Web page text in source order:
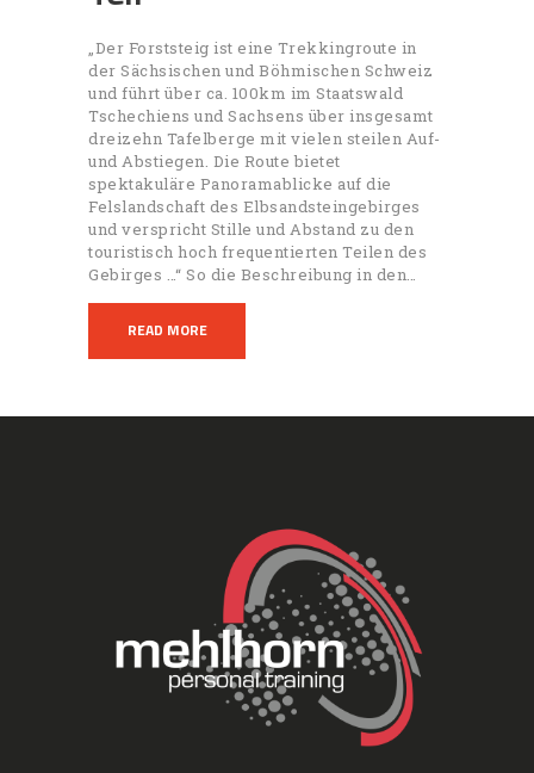
„Der Forststeig ist eine Trekkingroute in
der Sächsischen und Böhmischen Schweiz
und führt über ca. 100km im Staatswald
Tschechiens und Sachsens über insgesamt
dreizehn Tafelberge mit vielen steilen Auf-
und Abstiegen. Die Route bietet
spektakuläre Panoramablicke auf die
Felslandschaft des Elbsandsteingebirges
und verspricht Stille und Abstand zu den
touristisch hoch frequentierten Teilen des
Gebirges …“ So die Beschreibung in den…
READ MORE